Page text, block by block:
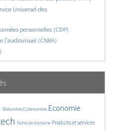
Universel des
personnelles (CDP)
(CNRA)
Télécentres/Cybercentres Economie
Noms de domaine Produits et services